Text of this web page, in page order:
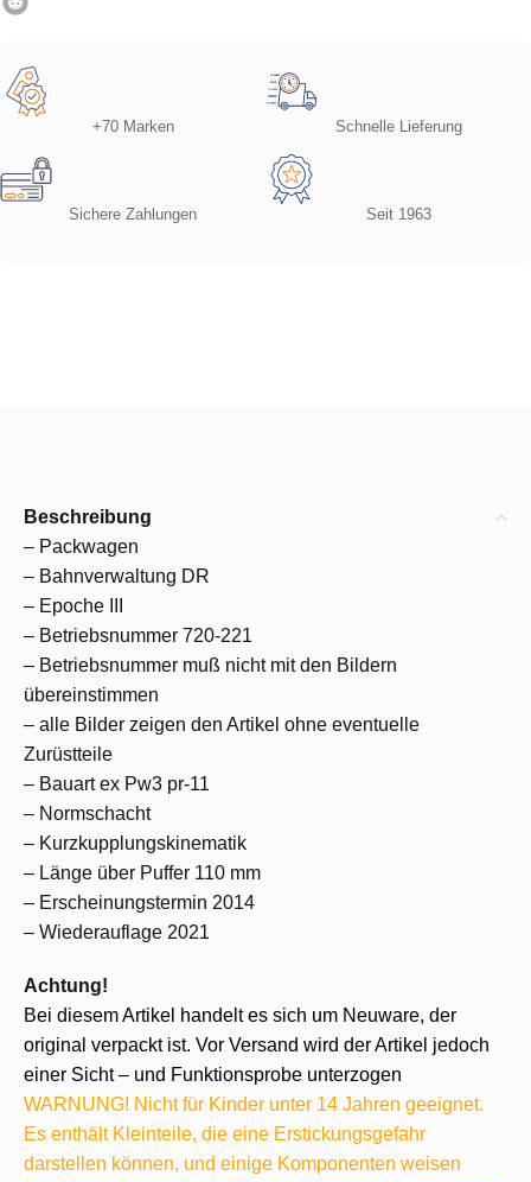
+70 Marken Schnelle Lieferung
Sichere Zahlungen Seit 1963
Beschreibung
– Packwagen
– Bahnverwaltung DR
– Epoche III
– Betriebsnummer 720-221
– Betriebsnummer muß nicht mit den Bildern
übereinstimmen
– alle Bilder zeigen den Artikel ohne eventuelle
Zurüstteile
– Bauart ex Pw3 pr-11
– Normschacht
– Kurzkupplungskinematik
– Länge über Puffer 110 mm
– Erscheinungstermin 2014
– Wiederauflage 2021
Achtung!
Bei diesem Artikel handelt es sich um Neuware, der
original verpackt ist. Vor Versand wird der Artikel jedoch
einer Sicht – und Funktionsprobe unterzogen
WARNUNG! Nicht für Kinder unter 14 Jahren geeignet.
Es enthält Kleinteile, die eine Erstickungsgefahr
darstellen können, und einige Komponenten weisen